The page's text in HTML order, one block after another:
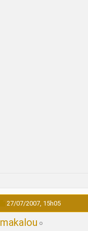
27/07/2007, 15h05
makalou